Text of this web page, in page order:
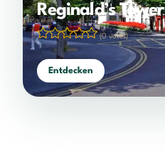
Reginald’s Tower
(0 votes)
Entdecken